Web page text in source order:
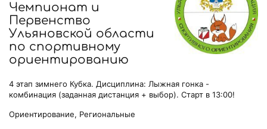
Чемпионат и
Первенство
Ульяновской области
по спортивному
ориентированию
4 этап зимнего Кубка. Дисциплина: Лыжная гонка -
комбинация (заданная дистанция + выбор). Старт в 13:00!
Ориентирование, Региональные